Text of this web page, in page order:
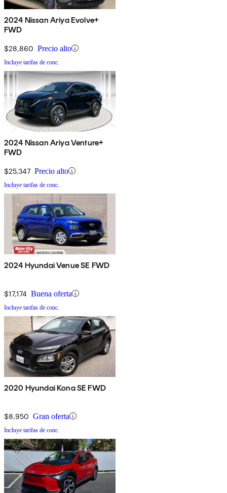
2024 Nissan Ariya Evolve+
FWD
$28,860 Precio alto
Incluye tarifas de conc.
2024 Nissan Ariya Venture+
FWD
$25,347 Precio alto
Incluye tarifas de conc.
2024 Hyundai Venue SE FWD
$17,174 Buena oferta
Incluye tarifas de conc.
2020 Hyundai Kona SE FWD
$8,950 Gran oferta
Incluye tarifas de conc.